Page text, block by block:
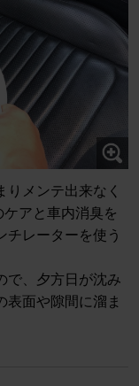
メンテ出来なく
アと車内消臭を
チレーターを使う
で、夕方日が沈み
表面や隙間に溜ま